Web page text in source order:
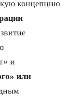
концепцию
и
или